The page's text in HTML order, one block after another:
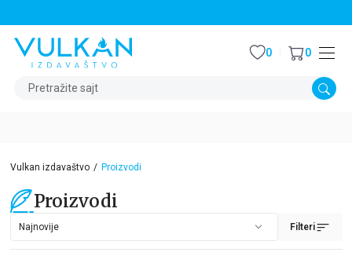
Pretražite sajt
0 0
Vulkan izdavaštvo Proizvodi
Proizvodi
Filteri